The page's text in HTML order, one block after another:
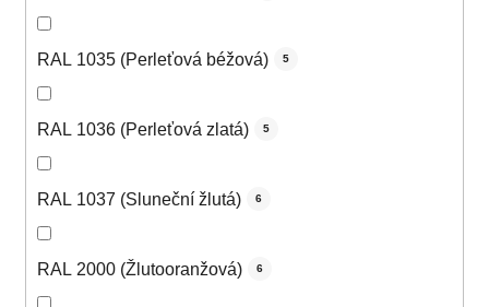
RAL 1035 (Perleťová béžová) 5
RAL 1036 (Perleťová zlatá) 5
RAL 1037 (Sluneční žlutá) 6
RAL 2000 (Žlutooranžová) 6